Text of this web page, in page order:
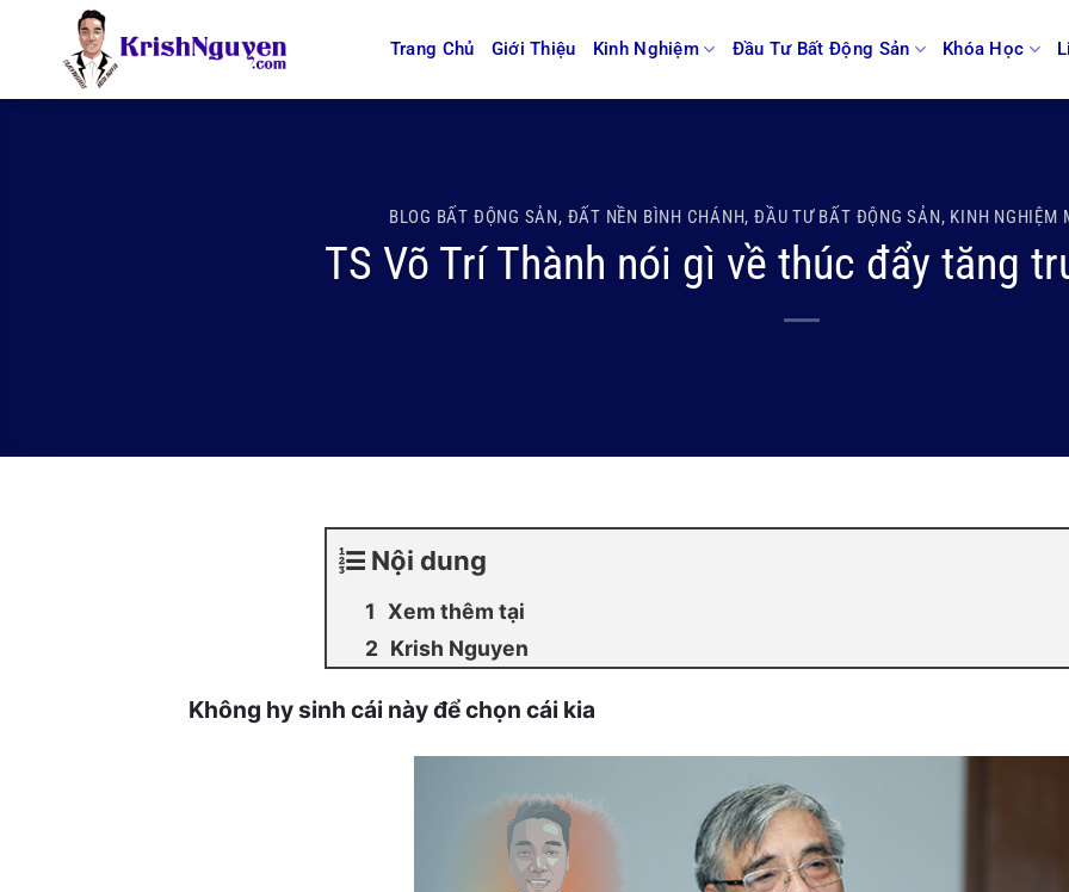
Trang Chủ Giới Thiệu Kinh Nghiệm Đầu Tư Bất Động Sản Khóa Học
BLOG BẤT ĐỘNG SẢN, ĐẤT NỀN BÌNH CHÁNH,ĐẦU TƯ BẤT ĐỘNG SẢN, KINH NGHIỆM
TS Võ Trí Thành nói gì về thúc đẩy tăng
Nội dung
Xem thêm tại
Krish Nguyen
Không hy sinh cái này để chọn cái kia